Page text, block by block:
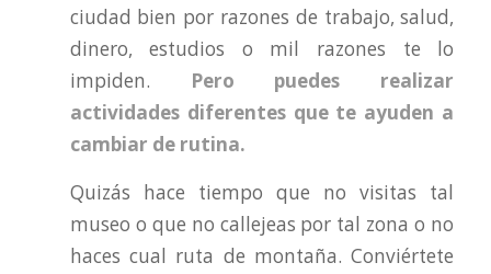
ciudad bien por razones de trabajo, salud,
dinero, estudios o mil razones te lo
impiden.
Pero puedes realizar
actividades diferentes que te ayuden a
cambiar de rutina.
Quizás hace tiempo que no visitas tal
museo o que no callejeas por tal zona o no
haces cual ruta de montaña. Conviértete